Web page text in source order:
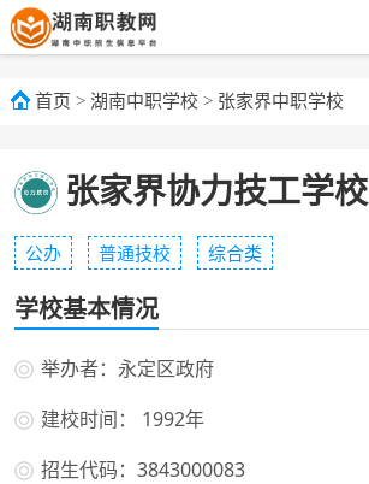
首页 > 湖南中职学校 > 张家界中职学校
张家界协力技工学校
公办 普通技校 综合类
学校基本情况
举办者：永定区政府
建校时间： 1992年
招生代码：3843000083